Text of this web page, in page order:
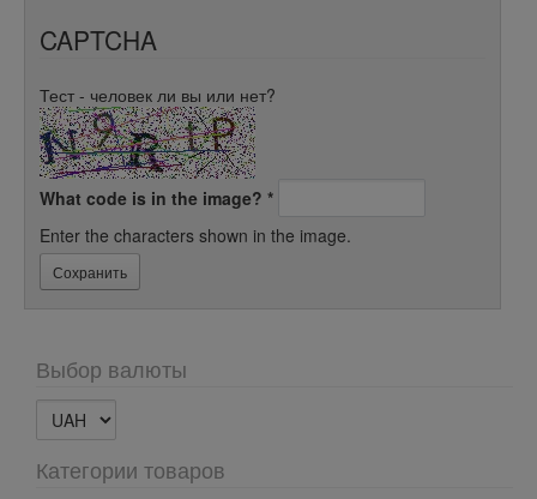
CAPTCHA
Тест - человек ли вы или нет?
What code is in the image? *
Enter the characters shown in the image.
Выбор валюты
Категории товаров